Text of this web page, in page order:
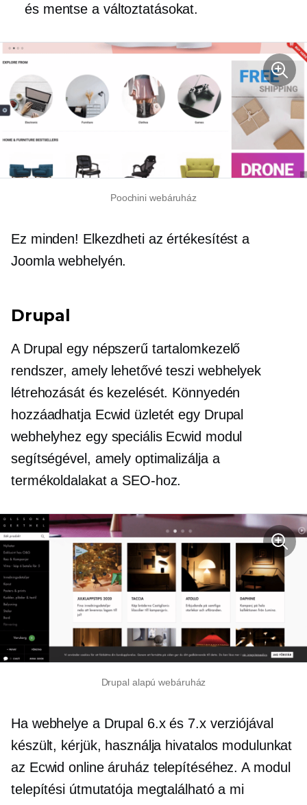
és mentse a változtatásokat.
Poochini webáruház
Ez minden! Elkezdheti az értékesítést a
Joomla webhelyén.
Drupal
A Drupal egy népszerű tartalomkezelő
rendszer, amely lehetővé teszi webhelyek
létrehozását és kezelését. Könnyedén
hozzáadhatja Ecwid üzletét egy Drupal
webhelyhez egy speciális Ecwid modul
segítségével, amely optimalizálja a
termékoldalakat a SEO-hoz.
Drupal alapú webáruház
Ha webhelye a Drupal 6.x és 7.x verziójával
készült, kérjük, használja hivatalos modulunkat
az Ecwid online áruház telepítéséhez. A modul
telepítési útmutatója megtalálható a mi